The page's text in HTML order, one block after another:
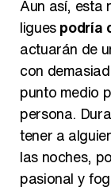
liguespodría
actuarán de
con
punto medio
persona.
tener a
las noches,
pasional y